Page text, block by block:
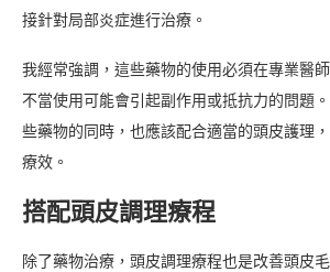
接針對局部炎症進行治療。
我經常強調，這些藥物的使用必須在專業醫
不當使用可能會引起副作用或抵抗力的問題
些藥物的同時，也應該配合適當的頭皮護理
療效。
搭配頭皮調理療程
除了藥物治療，頭皮調理療程也是改善頭皮